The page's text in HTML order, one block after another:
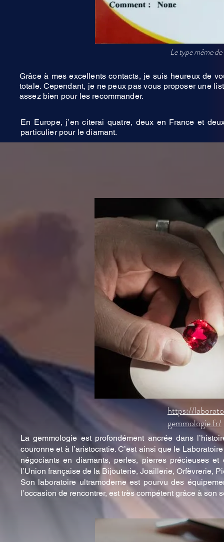
Le type même
Grâce à mes excellents contacts, je suis heureux de
totale. Cependant, je ne peux pas vous proposer une
assez bien pour les recommander.
En Europe, j’en citerai quatre, deux en France et
particulier pour le diamant.
https://
gemmologie.fr/
La gemmologie est profondément ancrée dans
couronne et à l’aristocratie. C’est ainsi que le
négociants en diamants, perles, pierres précieuses
l’Union française de la Bijouterie, Joaillerie, Orfèvrerie,
Son laboratoire ultramoderne est pourvu des
l’occasion de rencontrer, est très compétent grâce à son